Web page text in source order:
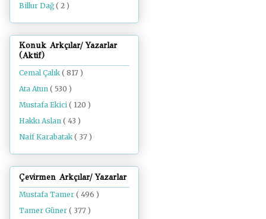
Billur Dağ ( 2 )
Konuk Arkçılar/ Yazarlar
(Aktif)
Cemal Çalık( 817 )
Ata Atun ( 530 )
Mustafa Ekici ( 120 )
Hakkı Aslan ( 43 )
Naif Karabatak( 37 )
Çevirmen Arkçılar/ Yazarlar
Mustafa Tamer ( 496 )
Tamer Güner ( 377 )